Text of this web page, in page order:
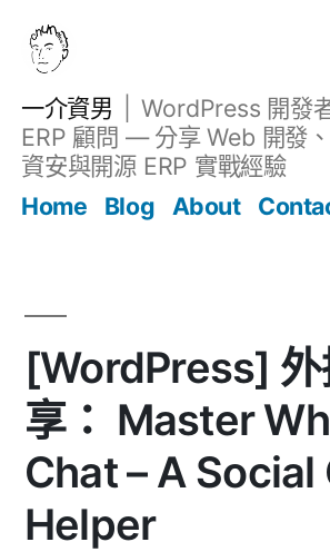
一介資男
WordPress 開發
ERP 顧問 — 分享 Web 開發
資安與開源 ERP 實戰經驗
Home
Blog About
[WordPress] 外
享： Master
Chat – A Social
Helper
文章 Filter